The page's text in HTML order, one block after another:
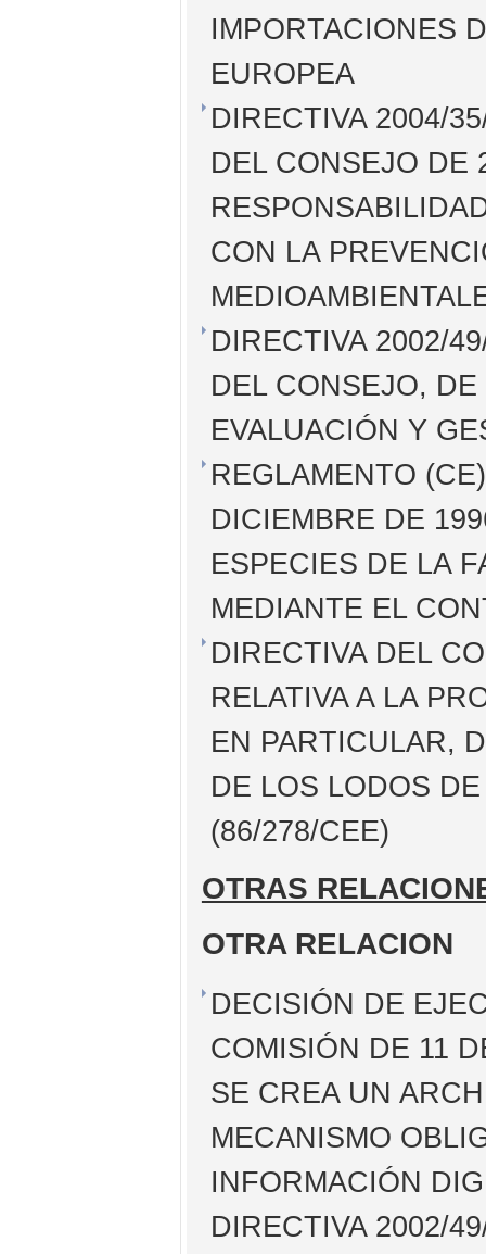
IMPORTACIONES
EUROPEA
DIRECTIVA 2004/
DEL CONSEJO DE
CON LA
DIRECTIVA 2002/
DEL CONSEJO,
EVALUACIÓN Y
REGLAMENTO
DICIEMBRE DE
ESPECIES DE LA
MEDIANTE EL
DIRECTIVA DEL
RELATIVA A LA
EN PARTICULAR,
DE LOS LODOS
(86/278/CEE)
OTRAS
OTRA RELACION
DECISIÓN DE
COMISIÓN DE 11
SE CREA UN
MECANISMO
INFORMACIÓN
DIRECTIVA 2002/